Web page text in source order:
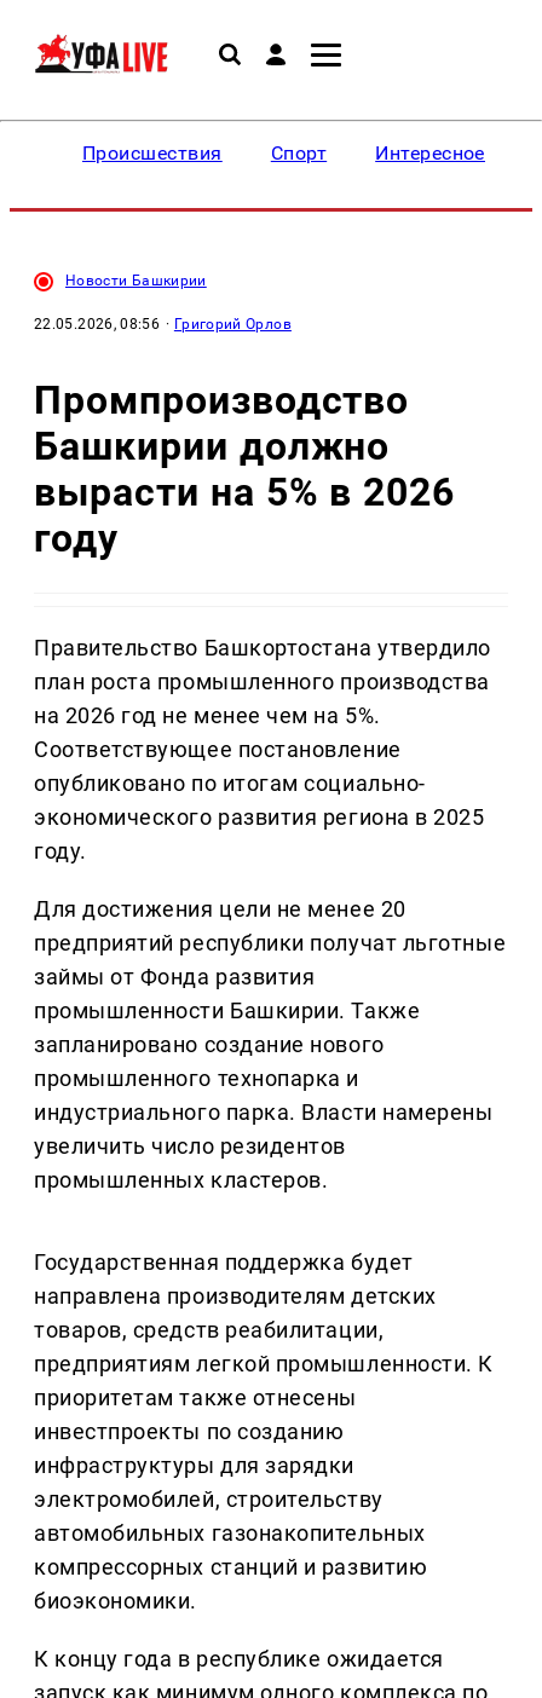
Происшествия Спорт Интересное
Новости Башкирии
22.05.2026, 08:56 · Григорий Орлов
Промпроизводство
Башкирии должно
вырасти на 5% в 2026
году
Правительство Башкортостана утвердило
план роста промышленного производства
на 2026 год не менее чем на 5%.
Соответствующее постановление
опубликовано по итогам социально-
экономического развития региона в 2025
году.
Для достижения цели не менее 20
предприятий республики получат льготные
займы от Фонда развития
промышленности Башкирии. Также
запланировано создание нового
промышленного технопарка и
индустриального парка. Власти намерены
увеличить число резидентов
промышленных кластеров.
Государственная поддержка будет
направлена производителям детских
товаров, средств реабилитации,
предприятиям легкой промышленности. К
приоритетам также отнесены
инвестпроекты по созданию
инфраструктуры для зарядки
электромобилей, строительству
автомобильных газонакопительных
компрессорных станций и развитию
биоэкономики.
К концу года в республике ожидается
запуск как минимум одного комплекса по